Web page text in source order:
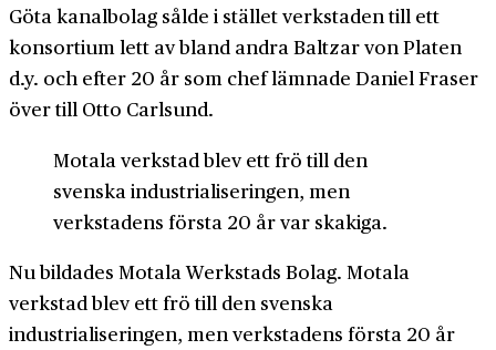
Göta kanalbolag sålde i stället verkstaden till ett
konsortium lett av bland andra Baltzar von Platen
d.y. och efter 20 år som chef lämnade Daniel Fraser
över till Otto Carlsund.
Motala verkstad blev ett frö till den
svenska industrialiseringen, men
verkstadens första 20 år var skakiga.
Nu bildades Motala Werkstads Bolag. Motala
verkstad blev ett frö till den svenska
industrialiseringen, men verkstadens första 20 år